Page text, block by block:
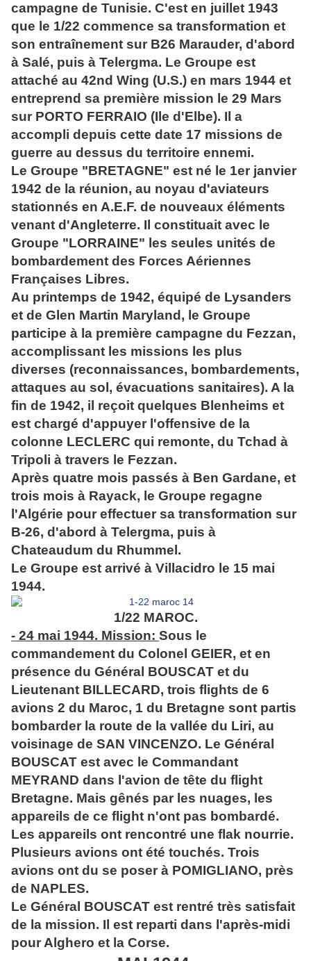
campagne de Tunisie. C'est en juillet 1943
que le 1/22 commence sa transformation et
son entraînement sur B26 Marauder, d'abord
à Salé, puis à Telergma. Le Groupe est
attaché au 42nd Wing (U.S.) en mars 1944 et
entreprend sa première mission le 29 Mars
sur PORTO FERRAIO (Ile d'Elbe). Il a
accompli depuis cette date 17 missions de
guerre au dessus du territoire ennemi.
Le Groupe "BRETAGNE" est né le 1er janvier
1942 de la réunion, au noyau d'aviateurs
stationnés en A.E.F. de nouveaux éléments
venant d'Angleterre. Il constituait avec le
Groupe "LORRAINE" les seules unités de
bombardement des Forces Aériennes
Françaises Libres.
Au printemps de 1942, équipé de Lysanders
et de Glen Martin Maryland, le Groupe
participe à la première campagne du Fezzan,
accomplissant les missions les plus
diverses (reconnaissances, bombardements,
attaques au sol, évacuations sanitaires). A la
fin de 1942, il reçoit quelques Blenheims et
est chargé d'appuyer l'offensive de la
colonne LECLERC qui remonte, du Tchad à
Tripoli à travers le Fezzan.
Après quatre mois passés à Ben Gardane, et
trois mois à Rayack, le Groupe regagne
l'Algérie pour effectuer sa transformation sur
B-26, d'abord à Telergma, puis à
Chateaudum du Rhummel.
Le Groupe est arrivé à Villacidro le 15 mai
1944.
1/22 MAROC.
- 24 mai 1944. Mission: Sous le
commandement du Colonel GEIER, et en
présence du Général BOUSCAT et du
Lieutenant BILLECARD, trois flights de 6
avions 2 du Maroc, 1 du Bretagne sont partis
bombarder la route de la vallée du Liri, au
voisinage de SAN VINCENZO. Le Général
BOUSCAT est avec le Commandant
MEYRAND dans l'avion de tête du flight
Bretagne. Mais gênés par les nuages, les
appareils de ce flight n'ont pas bombardé.
Les appareils ont rencontré une flak nourrie.
Plusieurs avions ont été touchés. Trois
avions ont du se poser à POMIGLIANO, près
de NAPLES.
Le Général BOUSCAT est rentré très satisfait
de la mission. Il est reparti dans l'après-midi
pour Alghero et la Corse.